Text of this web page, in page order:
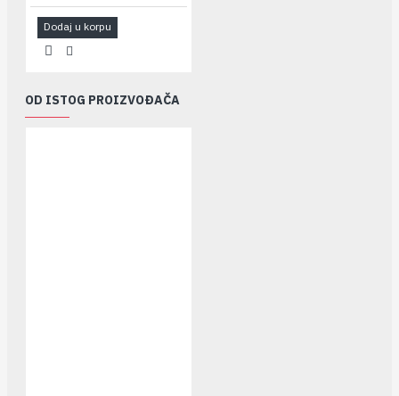
Dodaj u korpu
OD ISTOG PROIZVOĐAČA